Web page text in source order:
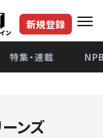
新規登録
特集・連載
ンズ